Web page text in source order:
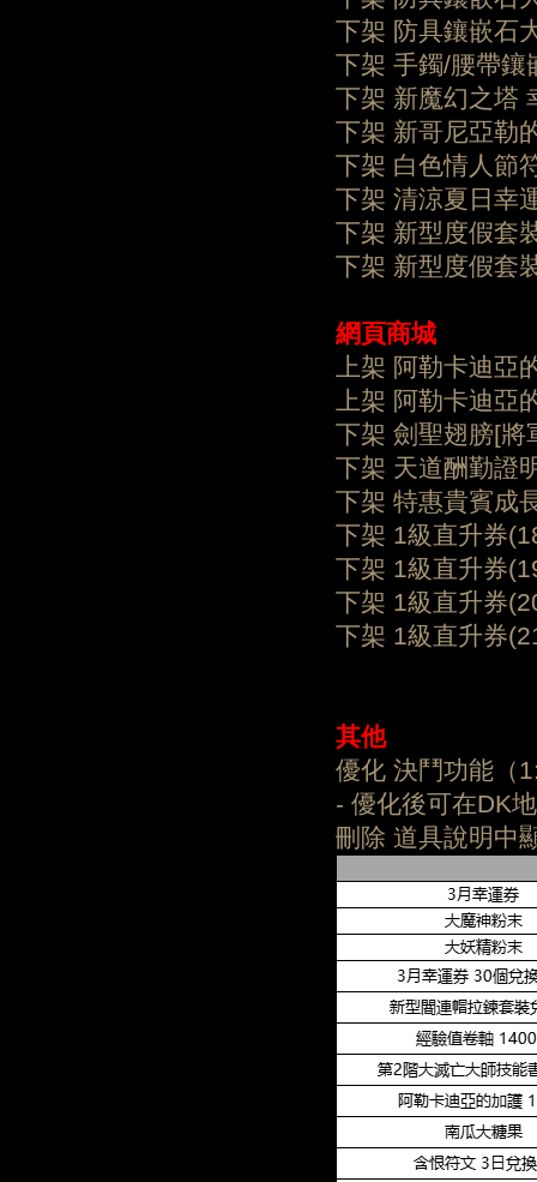
下架 防具鑲嵌石
下架 手鐲/腰帶鑲
下架 新魔幻之塔
下架 新哥尼亞勒
下架 白色情人節
下架 清涼夏日幸
下架 新型度假套
下架 新型度假套
網頁商城
上架 阿勒卡迪
上架 阿勒卡迪
下架 劍聖翅膀[
下架 天道酬勤
下架 特惠貴賓成
下架 1級直升券
下架 1級直升券
下架 1級直升券
下架 1級直升券
其他
優化 決鬥功能（
- 優化後可在DK
刪除 道具說明中